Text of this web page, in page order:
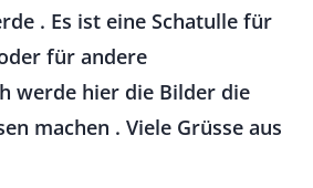
. Es ist eine Schatulle für
für andere
werde hier die Bilder die
machen . Viele Grüsse aus